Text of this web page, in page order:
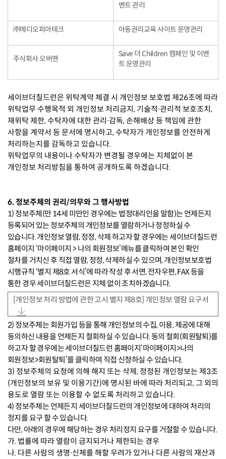
벤트 관리
㈜메디오피아테크 아동권리교육 사이트 운영관리
주식회사 오버맨
Save 더 Children 캠페인 및 이벤
트 운영관리
세이브더칠드런은 위탁계약 체결 시 개인정보 보호법 제26조에 따라
위탁업무 수행목적 외 개인정보 처리금지, 기술적∙관리적 보호조치,
재위탁 제한, 수탁자에 대한 관리∙감독, 손해배상 등 책임에 관한
사항을 계약서 등 문서에 명시하고, 수탁자가 개인정보를 안전하게
처리하는지를 감독하고 있습니다.
위탁업무의 내용이나 수탁자가 변경될 경우에는 지체없이 본
개인정보 처리방침을 통하여 공개하도록 하겠습니다.
6. 정보주체의 권리/의무와 그 행사방법
1) 정보주체(만 14세 미만인 경우에는 법정대리인을 말함)는 언제든지
등록되어 있는 정보주체의 개인정보를 열람하거나 정정하실 수
있습니다. 개인정보 열람, 정정, 삭제 하고자 할 경우에는 세이브더칠드런
홈페이지 ‘마이페이지 > 나의 회원정보’메뉴를 클릭하여 본인 확인
절차를 거치신 후 직접 열람, 정정, 삭제하실 수 있으며, 개인정보보호법
시행규칙 ‘별지 제8호 서식’에 따라 작성 후 서면, 전자우편, FAX 등을
통한 경우 세이브더칠드런은 지체 없이 조치하겠습니다.
[개인정보 처리 방법에 관한 고시 별지 제8호] 개인정보 열람 요구서
2) 정보주체는 회원가입 등을 통해 개인정보의 수집, 이용, 제공에 대해
동의하신 내용을 언제든지 철회하실 수 있습니다. 동의 철회(회원탈퇴)를
하고자 할 경우에는 세이브더칠드런 홈페이지‘마이페이지>나의
회원정보>회원탈퇴’를 클릭하여 직접 신청하실 수 있습니다.
3) 정보주체의 요청에 의해 해지 또는 삭제, 정정된 개인정보는 제3조
(개인정보의 보유 및 이용기간)에 명시된 바에 따라 처리되고, 그 외의
용도로 열람 또는 이용할 수 없도록 처리하고 있습니다.
4) 정보주체는 언제든지 세이브더칠드런의 개인정보에 대하여 처리의
정지를 요구 할 수 있습니다.
다만, 아래의 경우에 해당하는 경우 처리정지 요구를 거절할 수 있습니다.
가. 법률에 따라 열람이 금지되거나 제한되는 경우
나. 다른 사람의 생명∙신체를 해할 우려가 있거나 다른 사람의 재산과